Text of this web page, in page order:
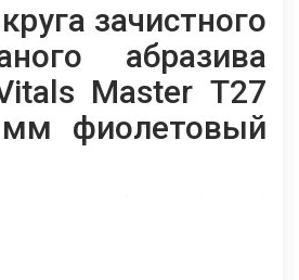
зачистного
абразива
Master Т27
мм фиолетовый
мм чёрный мягкий - это